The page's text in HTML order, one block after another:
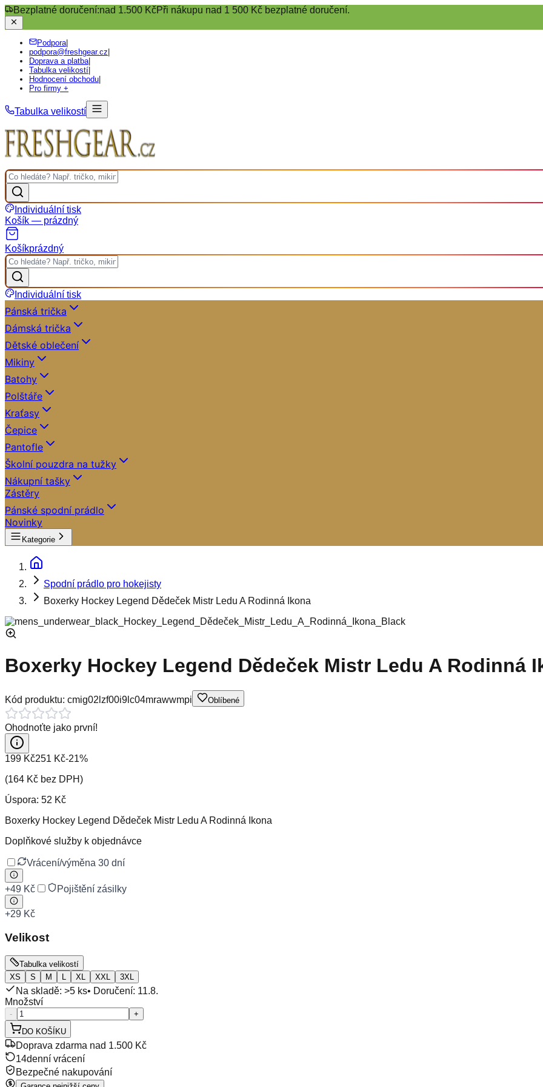
Bezplatné doručení:nad 1.500 KčPři nákupu nad 1 500 Kč bezplatné doručení.
Podpora|
podpora@freshgear.cz
Doprava a platba|
Tabulka velikostí
Hodnocení obchodu
Pro firmy +
Tabulka velikostí
Individuální tisk
Košík — prázdný
Košíkprázdný
Individuální tisk
Pánská trička
Dámská trička
Dětské oblečení
Mikiny
Batohy
Polštáře
Kraťasy
Čepice
Pantofle
Školní pouzdra na tužky
Nákupní tašky
Zástěry
Pánské spodní prádlo
Novinky
Kategorie
Spodní prádlo pro hokejisty
Boxerky Hockey Legend Dědeček Mistr Ledu A Rodinná Ikona
Boxerky Hockey Legend Dědeček Mistr Ledu A Rodinná
Kód produktu: cmig02lzf00i9lc04mrawwmpi Oblíbené
Ohodnoťte jako první!
199 Kč251 Kč-21%
(164 Kč bez DPH)
Úspora: 52 Kč
Boxerky Hockey Legend Dědeček Mistr Ledu A Rodinná Ikona
Doplňkové služby k objednávce
Vrácení/výměna 30 dní
+49 Kč Pojištění zásilky
+29 Kč
Velikost
Tabulka velikostí
XS
S M L XL XXL 3XL
Na skladě: >5 ks• Doručení: 11.8.
Množství
-
+
DO KOŠÍKU
Doprava zdarma nad 1.500 Kč
14denní vrácení
Bezpečné nakupování